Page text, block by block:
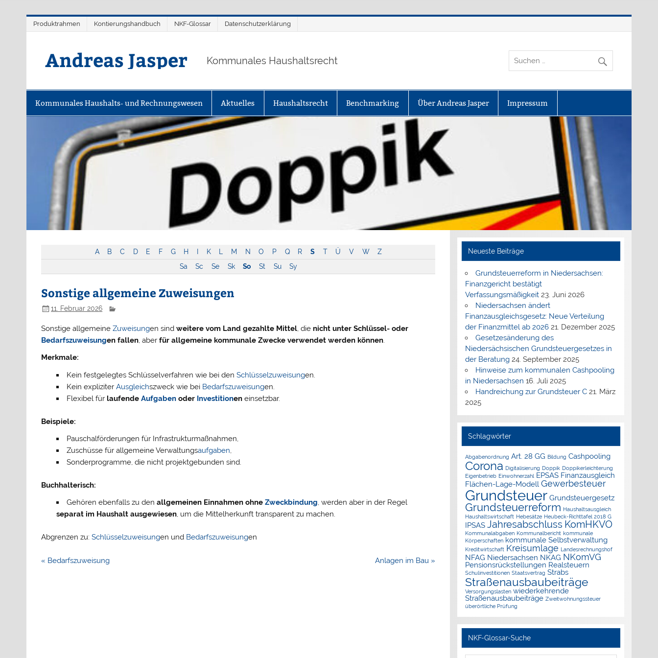
springen
Produktrahmen Kontierungshandbuch NKF-Glossar Datenschutzerklärung
Andreas Jasper Kommunales Haushaltsrecht
Kommunales Haushalts- und Rechnungswesen Aktuelles Haushaltsrecht Benchmarking Über Andreas Jasper Impressum
A B C D E F G H K M N O P Q R S T Ü V W
Z
Sa
Sc Se Sk So St Su Sy
Sonstige allgemeine Zuweisungen
11. Februar 2026
Sonstige allgemeineZuweisungen sindweitere vom Land gezahlte Mittel, die nicht unter Schlüssel- oder
Bedarfszuweisungen fallen, aberfür allgemeine kommunale Zwecke verwendet werden können.
Merkmale:
Kein festgelegtes Schlüsselverfahren wie bei den Schlüsselzuweisungen.
Kein expliziter Ausgleichszweck wie bei Bedarfszuweisungen.
Flexibel für laufende Aufgabenoder Investitioneneinsetzbar.
Beispiele:
Pauschalförderungen für Infrastrukturmaßnahmen,
Zuschüsse für allgemeine Verwaltungsaufgaben,
Sonderprogramme, die nicht projektgebunden sind.
Buchhalterisch:
Gehören ebenfalls zu den allgemeinen Einnahmen ohne Zweckbindung, werden aber in der Regel
separat im Haushalt ausgewiesen, um die Mittelherkunft transparent zu machen.
Abgrenzen zu:Schlüsselzuweisungen und Bedarfszuweisungen
Beitragsnavigation
« Bedarfszuweisung Anlagen im Bau »
Neueste Beiträge
Grundsteuerreform in Niedersachsen:
Finanzgericht bestätigt
Verfassungsmäßigkeit 23. Juni 2026
Niedersachsen ändert
Finanzausgleichsgesetz: Neue Verteilung
der Finanzmittel ab 2026 21. Dezember 2025
Gesetzesänderung des
Niedersächsischen Grundsteuergesetzes in
der Beratung 24. September 2025
Hinweise zum kommunalen Cashpooling
in Niedersachsen 16. Juli 2025
Handreichung zur Grundsteuer C 21. März
2025
Schlagwörter
Abgabenordnung Art. 28 GG Bildung Cashpooling
Corona Digitalisierung Doppik Doppikerleichterung
Eigenbetrieb Einwohnerzahl EPSAS Finanzausgleich
Flächen-Lage-Modell Gewerbesteuer
Grundsteuer Grundsteuergesetz
Grundsteuerreform Haushaltsausgleich
Haushaltswirtschaft Hebesätze Heubeck-Richttafel 2018 G
IPSAS Jahresabschluss KomHKVO
Kommunalabgaben Kommunalbericht kommunale
Körperschaften kommunale Selbstverwaltung
Kreditwirtschaft Kreisumlage Landesrechnungshof
NFAG Niedersachsen NKAG NKomVG
Pensionsrückstellungen Realsteuern
Schulinvestitionen Staatsvertrag Strabs
Straßenausbaubeiträge
Versorgungslasten wiederkehrende
Straßenausbaubeiträge Zweitwohnungssteuer
überörtliche Prüfung
NKF-Glossar-Suche